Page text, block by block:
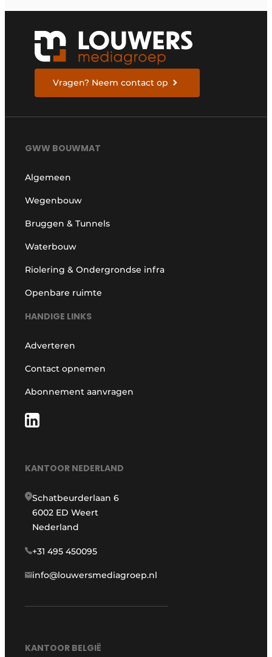
Vragen? Neem contact op
GWW BOUWMAT
Algemeen
Wegenbouw
Bruggen & Tunnels
Waterbouw
Riolering & Ondergrondse infra
Openbare ruimte
HANDIGE LINKS
Adverteren
Contact opnemen
Abonnement aanvragen
KANTOOR NEDERLAND
Schatbeurderlaan 6
6002 ED Weert
Nederland
+31 495 450095
info@louwersmediagroep.nl
KANTOOR BELGIË